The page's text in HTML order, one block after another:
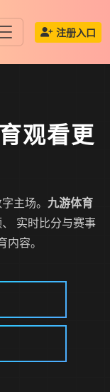
注册入口
观看更
主场。 九游体育
实时比分与赛事
容。